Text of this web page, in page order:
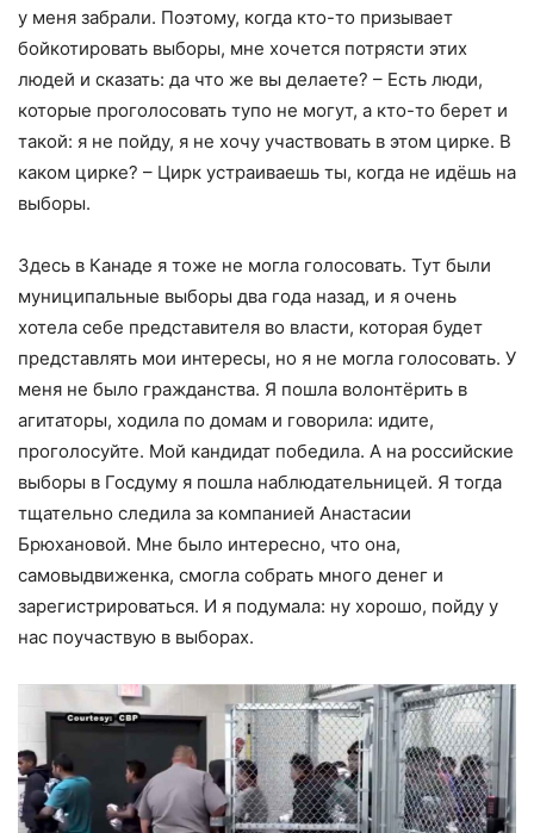
у меня забрали. Поэтому, когда кто-то призывает
бойкотировать выборы, мне хочется потрясти этих
людей и сказать: да что же вы делаете? – Есть люди,
которые проголосовать тупо не могут, а кто-то берет и
такой: я не пойду, я не хочу участвовать в этом цирке. В
каком цирке? – Цирк устраиваешь ты, когда не идёшь на
выборы.
Здесь в Канаде я тоже не могла голосовать. Тут были
муниципальные выборы два года назад, и я очень
хотела себе представителя во власти, которая будет
представлять мои интересы, но я не могла голосовать. У
меня не было гражданства. Я пошла волонтёрить в
агитаторы, ходила по домам и говорила: идите,
проголосуйте. Мой кандидат победила. А на российские
выборы в Госдуму я пошла наблюдательницей. Я тогда
тщательно следила за компанией Анастасии
Брюхановой. Мне было интересно, что она,
самовыдвиженка, смогла собрать много денег и
зарегистрироваться. И я подумала: ну хорошо, пойду у
нас поучаствую в выборах.